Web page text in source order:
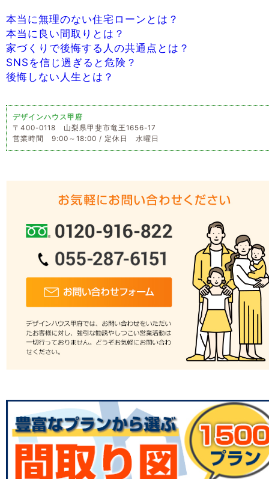
本当に無理のない住宅ローンとは？
本当に良い間取りとは？
家づくりで後悔する人の共通点とは？
SNSを信じ過ぎると危険？
後悔しない人生とは？
デザインハウス甲府
〒400-0118 山梨県甲斐市竜王1656-17
営業時間 9:00～18:00 / 定休日 水曜日